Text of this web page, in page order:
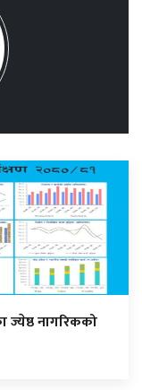
ज्येष्ठ नागरिकको